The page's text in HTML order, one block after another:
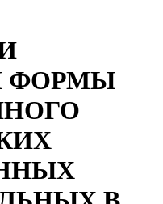
ФОРМЫ